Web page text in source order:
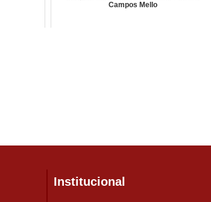
Campos Mello
Institucional